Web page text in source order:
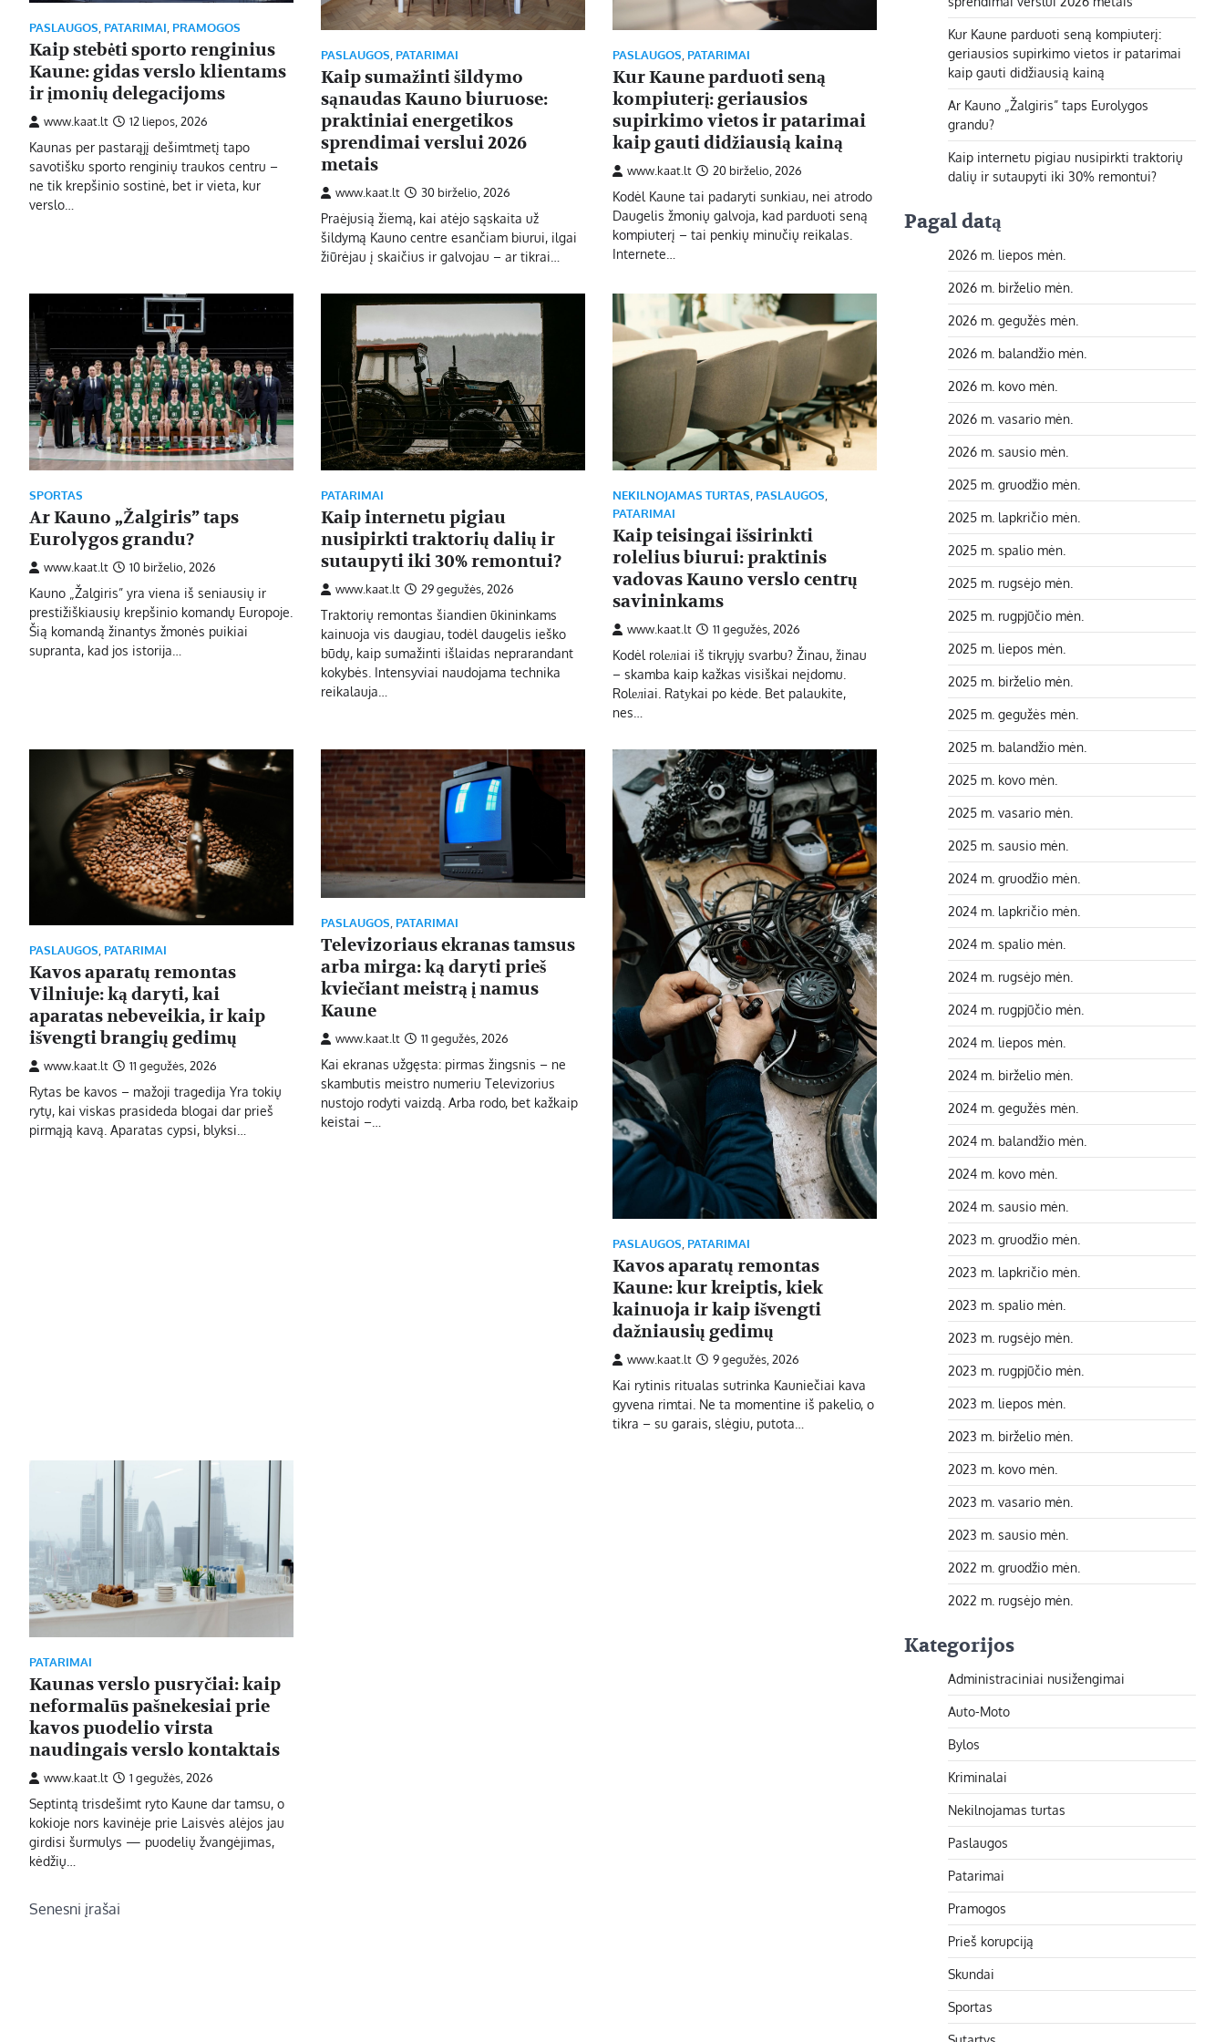
PASLAUGOS PATARIMAI PRAMOGOS
Kaip stebėti sporto renginius
Kaune: gidas verslo klientams
ir įmonių delegacijoms
www.kaat.lt 12 liepos, 2026
Kaunas per pastarąjį dešimtmetį tapo
savotišku sporto renginių traukos centru –
ne tik krepšinio sostinė, bet ir vieta, kur
verslo…
PASLAUGOS, PATARIMAI
Kaip sumažinti šildymo
sąnaudas Kauno biuruose:
praktiniai energetikos
sprendimai verslui 2026
metais
www.kaat.lt 30 birželio, 2026
Praėjusią žiemą, kai atėjo sąskaita už
šildymą Kauno centre esančiam biurui, ilgai
žiūrėjau į skaičius ir galvojau – ar tikrai…
PASLAUGOS, PATARIMAI
Kur Kaune parduoti seną
kompiuterį: geriausios
supirkimo vietos ir patarimai
kaip gauti didžiausią kainą
www.kaat.lt 20 birželio, 2026
Kodėl Kaune tai padaryti sunkiau, nei atrodo
Daugelis žmonių galvoja, kad parduoti seną
kompiuterį – tai penkių minučių reikalas.
Internete…
SPORTAS
Ar Kauno „Žalgiris” taps
Eurolygos grandu?
www.kaat.lt 10 birželio, 2026
Kauno „Žalgiris” yra viena iš seniausių ir
prestižiškiausių krepšinio komandų Europoje.
Šią komandą žinantys žmonės puikiai
supranta, kad jos istorija…
PATARIMAI
Kaip internetu pigiau
nusipirkti traktorių dalių ir
sutaupyti iki 30% remontui?
www.kaat.lt 29 gegužės, 2026
Traktorių remontas šiandien ūkininkams
kainuoja vis daugiau, todėl daugelis ieško
būdų, kaip sumažinti išlaidas neprarandant
kokybės. Intensyviai naudojama technika
reikalauja…
NEKILNOJAMAS TURTAS PASLAUGOS
PATARIMAI
Kaip teisingai išsirinkti
rolelius biurui: praktinis
vadovas Kauno verslo centrų
savininkams
www.kaat.lt 11 gegužės, 2026
Kodėl rolелiai iš tikrųjų svarbu? Žinau, žinau
– skamba kaip kažkas visiškai neįdomu.
Rolелiai. Ratуkai po kėde. Bet palaukite,
nes…
PASLAUGOS PATARIMAI
Kavos aparatų remontas
Vilniuje: ką daryti, kai
aparatas nebeveikia, ir kaip
išvengti brangių gedimų
www.kaat.lt 11 gegužės, 2026
Rytas be kavos – mažoji tragedija Yra tokių
rytų, kai viskas prasideda blogai dar prieš
pirmąją kavą. Aparatas cypsi, blyksi…
PASLAUGOS PATARIMAI
Televizoriaus ekranas tamsus
arba mirga: ką daryti prieš
kviečiant meistrą į namus
Kaune
www.kaat.lt 11 gegužės, 2026
Kai ekranas užgęsta: pirmas žingsnis – ne
skambutis meistro numeriu Televizorius
nustojo rodyti vaizdą. Arba rodo, bet kažkaip
keistai –…
PASLAUGOS, PATARIMAI
Kavos aparatų remontas
Kaune: kur kreiptis, kiek
kainuoja ir kaip išvengti
dažniausių gedimų
www.kaat.lt 9 gegužės, 2026
Kai rytinis ritualas sutrinka Kauniečiai kava
gyvena rimtai. Ne ta momentine iš pakelio, o
tikra – su garais, slėgiu, putota…
PATARIMAI
Kaunas verslo pusryčiai: kaip
neformalūs pašnekesiai prie
kavos puodelio virsta
naudingais verslo kontaktais
www.kaat.lt 1 gegužės, 2026
Septintą trisdešimt ryto Kaune dar tamsu, o
kokioje nors kavinėje prie Laisvės alėjos jau
girdisi šurmulys — puodelių žvangėjimas,
kėdžių…
Navigacija
Senesni įrašai
Kur Kaune parduoti seną kompiuterį:
geriausios supirkimo vietos ir patarimai
kaip gauti didžiausią kainą
Ar Kauno „Žalgiris” taps Eurolygos
grandu?
Kaip internetu pigiau nusipirkti traktorių
dalių ir sutaupyti iki 30% remontui?
Pagal datą
2026 m. liepos mėn.
2026 m. birželio mėn.
2026 m. gegužės mėn.
2026 m. balandžio mėn.
2026 m. kovo mėn.
2026 m. vasario mėn.
2026 m. sausio mėn.
2025 m. gruodžio mėn.
2025 m. lapkričio mėn.
2025 m. spalio mėn.
2025 m. rugsėjo mėn.
2025 m. rugpjūčio mėn.
2025 m. liepos mėn.
2025 m. birželio mėn.
2025 m. gegužės mėn.
2025 m. balandžio mėn.
2025 m. kovo mėn.
2025 m. vasario mėn.
2025 m. sausio mėn.
2024 m. gruodžio mėn.
2024 m. lapkričio mėn.
2024 m. spalio mėn.
2024 m. rugsėjo mėn.
2024 m. rugpjūčio mėn.
2024 m. liepos mėn.
2024 m. birželio mėn.
2024 m. gegužės mėn.
2024 m. balandžio mėn.
2024 m. kovo mėn.
2024 m. sausio mėn.
2023 m. gruodžio mėn.
2023 m. lapkričio mėn.
2023 m. spalio mėn.
2023 m. rugsėjo mėn.
2023 m. rugpjūčio mėn.
2023 m. liepos mėn.
2023 m. birželio mėn.
2023 m. kovo mėn.
2023 m. vasario mėn.
2023 m. sausio mėn.
2022 m. gruodžio mėn.
2022 m. rugsėjo mėn.
Kategorijos
Administraciniai nusižengimai
Auto-Moto
Bylos
Kriminalai
Nekilnojamas turtas
Paslaugos
Patarimai
Pramogos
Prieš korupciją
Skundai
Sportas